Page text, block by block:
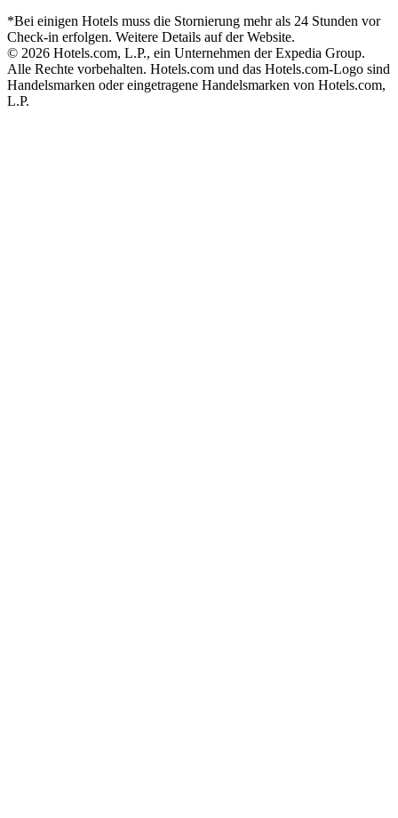
*Bei einigen Hotels muss die Stornierung mehr als 24 Stunden vor
Check-in erfolgen. Weitere Details auf der Website.
© 2026 Hotels.com, L.P., ein Unternehmen der Expedia Group.
Alle Rechte vorbehalten. Hotels.com und das Hotels.com-Logo sind
Handelsmarken oder eingetragene Handelsmarken von Hotels.com,
L.P.